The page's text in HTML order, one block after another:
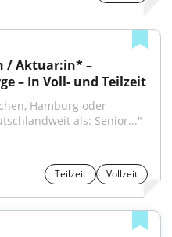
/ Aktuar:in* –
– In Voll- und Teilzeit
Hamburg oder
als: Senior..."
Teilzeit Vollzeit